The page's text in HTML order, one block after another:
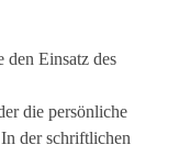
den Einsatz des
die persönliche
der schriftlichen